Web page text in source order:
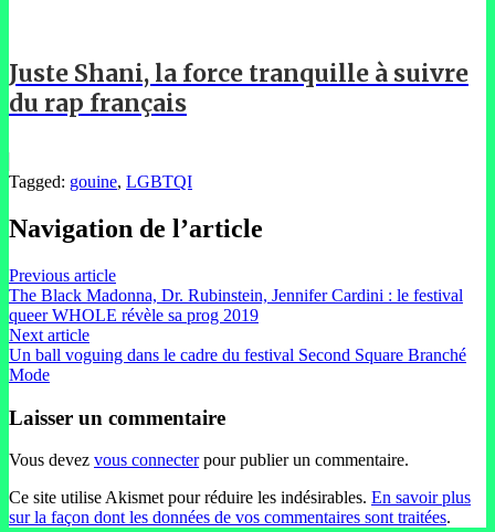
Juste Shani, la force tranquille à suivre
du rap français
Tagged: gouine, LGBTQI
Navigation de l’article
Previous article
The Black Madonna, Dr. Rubinstein, Jennifer Cardini : le festival
queer WHOLE révèle sa prog 2019
Next article
Un ball voguing dans le cadre du festival Second Square Branché
Mode
Laisser un commentaire
Vous devez vous connecterpour publier un commentaire.
Ce site utilise Akismet pour réduire les indésirables. En savoir plus
sur la façon dont les données de vos commentaires sont traitées.